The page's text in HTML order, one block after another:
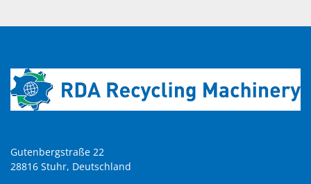
Gutenbergstraße 22
28816 Stuhr, Deutschland